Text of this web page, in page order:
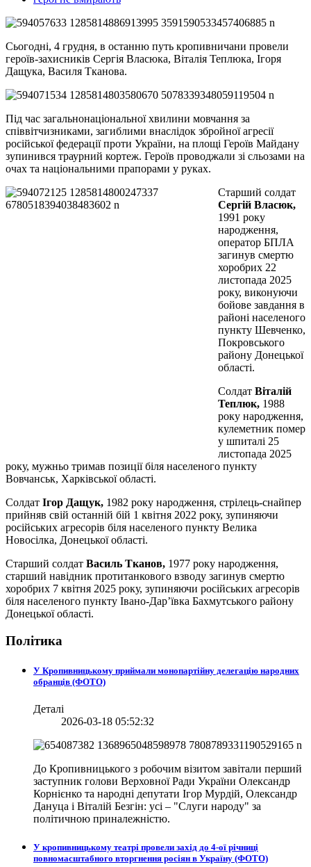
Сьогодні, 4 грудня, в останню путь кропивничани провели
героїв-захисників Сергія Власюка, Віталія Теплюка, Ігоря
Дащука, Василя Тканова.
Під час загальнонаціональної хвилини мовчання за
співвітчизниками, загиблими внаслідок збройної агресії
російської федерації проти України, на площі Героїв Майдану
зупинився траурний кортеж. Героїв проводжали зі сльозами на
очах та національними прапорами у руках.
Старший солдат
Сергій Власюк,
1991 року
народження,
оператор БПЛА
загинув смертю
хоробрих 22
листопада 2025
року, виконуючи
бойове завдання в
районі населеного
пункту Шевченко,
Покровського
району Донецької
області.
Солдат Віталій
Теплюк, 1988
року народження,
кулеметник помер
у шпиталі 25
листопада 2025
року, мужньо тримав позиції біля населеного пункту
Вовчанськ, Харківської області.
Солдат Ігор Дащук, 1982 року народження, стрілець-снайпер
прийняв свій останній бій 1 квітня 2022 року, зупиняючи
російських агресорів біля населеного пункту Велика
Новосілка, Донецької області.
Старший солдат Василь Тканов, 1977 року народження,
старший навідник протитанкового взводу загинув смертю
хоробрих 7 квітня 2025 року, зупиняючи російських агресорів
біля населеного пункту Івано-Дар’ївка Бахмутського району
Донецької області.
Політика
У Кропивницькому приймали монопартійну делегацію народних
обранців (ФОТО)
Деталі
2026-03-18 05:52:32
До Кропивницького з робочим візитом завітали перший
заступник голови Верховної Ради України Олександр
Корнієнко та народні депутати Ігор Мурдій, Олександр
Дануца і Віталій Безгін: усі – "Слуги народу" за
політичною приналежністю.
У кропивницькому театрі провели захід до 4-ої річниці
повномасштабного вторгнення росіян в Україну (ФОТО)